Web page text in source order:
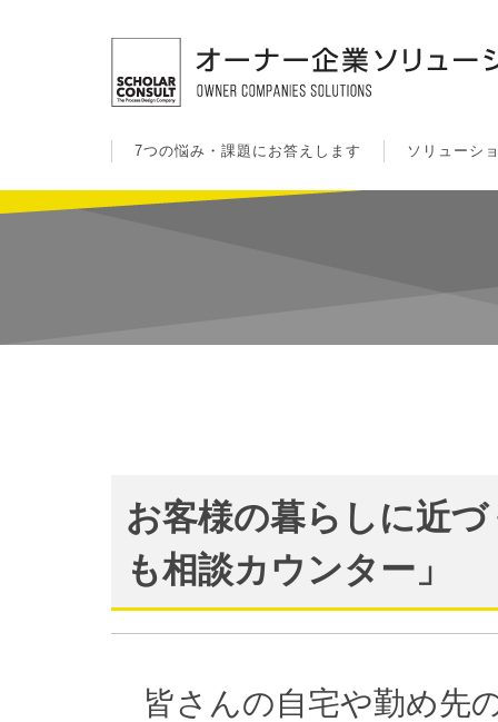
7つの悩み・課題にお答えします ソリューシ
お客様の暮らしに近
も相談カウンター」
皆さんの自宅や勤め先